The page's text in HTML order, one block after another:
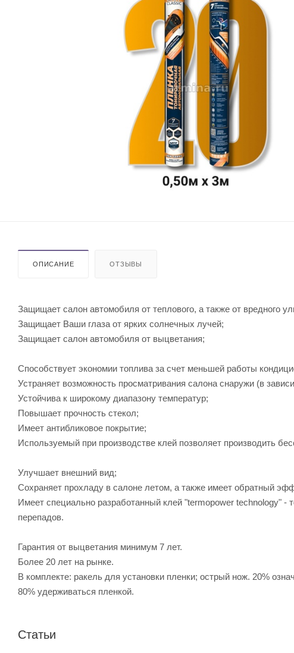
ОПИСАНИЕ ОТЗЫВЫ
Защищает салон автомобиля от теплового, а также от вредного
Защищает Ваши глаза от ярких солнечных лучей;
Защищает салон автомобиля от выцветания;
Способствует экономии топлива за счет меньшей работы
Устраняет возможность просматривания салона снаружи (в
Устойчива к широкому диапазону температур;
Повышает прочность стекол;
Имеет антибликовое покрытие;
Используемый при производстве клей позволяет производить
Улучшает внешний вид;
Сохраняет прохладу в салоне летом, а также имеет обратный
Имеет специально разработанный клей "termopower technology" -
перепадов.
Гарантия от выцветания минимум 7 лет.
Более 20 лет на рынке.
В комплекте: ракель для установки пленки; острый нож. 20%
80% удерживаться пленкой.
Статьи